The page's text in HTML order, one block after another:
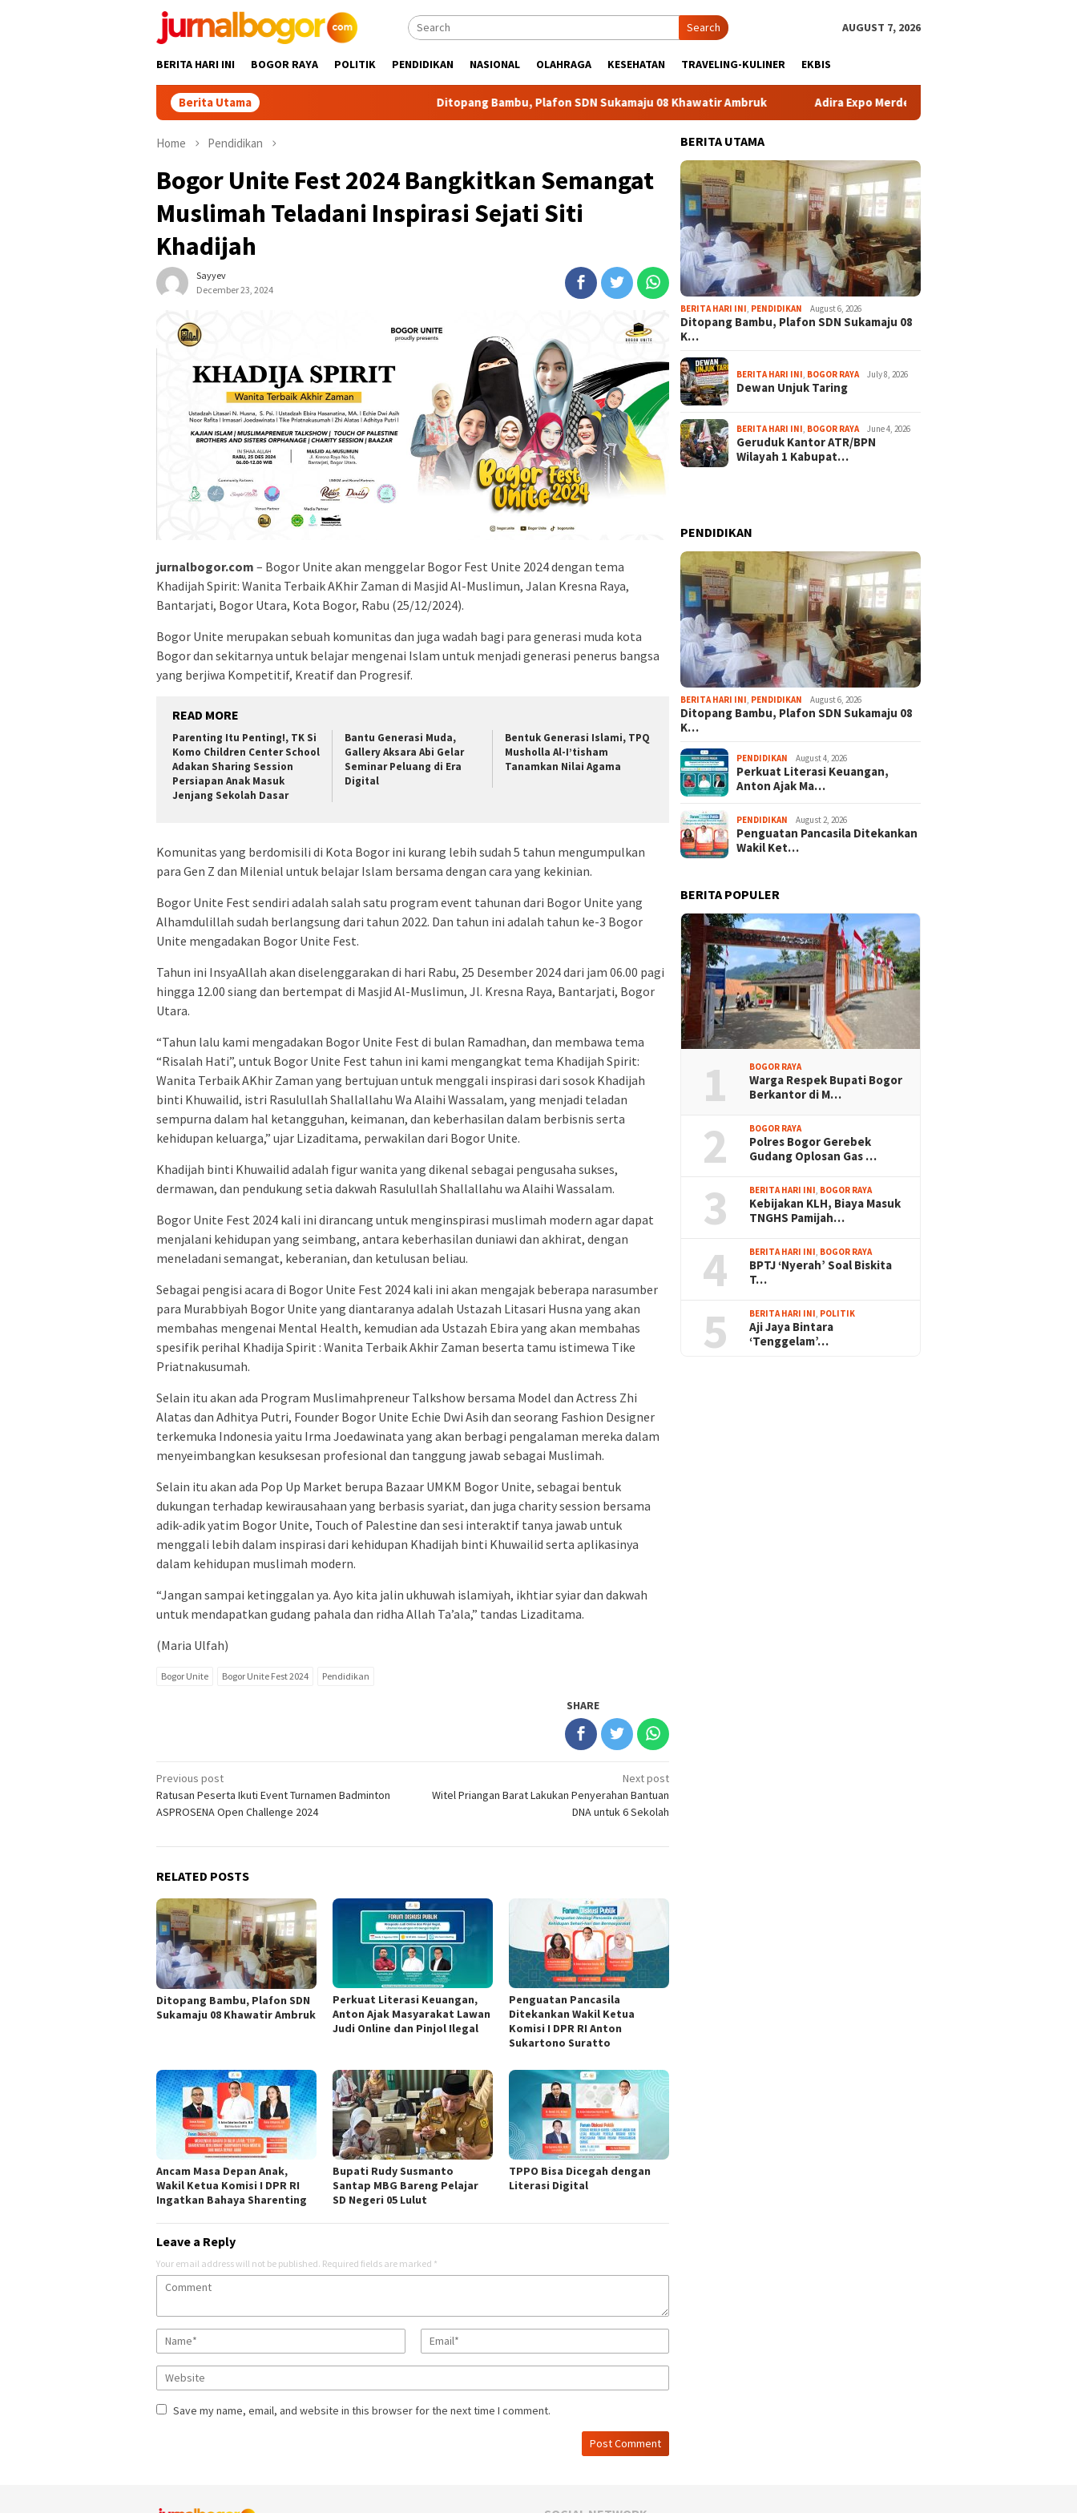
Search AUGUST 7, 2026
BERITA HARI INI BOGOR RAYA POLITIK PENDIDIKAN NASIONAL OLAHRAGA KESEHATAN TRAVELING-KULINER EKBIS
Berita Utama Ditopang Bambu, Plafon SDN Sukamaju 08 Khawatir Ambruk Adira Expo Merdeka Tawarkan Bunga 1,76 Persen
Home Pendidikan
Bogor Unite Fest 2024 Bangkitkan Semangat
Muslimah Teladani Inspirasi Sejati Siti
Khadijah
Sayyev
December 23, 2024
jurnalbogor.com – Bogor Unite akan menggelar Bogor Fest Unite 2024 dengan tema
Khadijah Spirit: Wanita Terbaik AKhir Zaman di Masjid Al-Muslimun, Jalan Kresna Raya,
Bantarjati, Bogor Utara, Kota Bogor, Rabu (25/12/2024).
Bogor Unite merupakan sebuah komunitas dan juga wadah bagi para generasi muda kota
Bogor dan sekitarnya untuk belajar mengenai Islam untuk menjadi generasi penerus bangsa
yang berjiwa Kompetitif, Kreatif dan Progresif.
READ MORE
Parenting Itu Penting!, TK Si
Komo Children Center School
Adakan Sharing Session
Persiapan Anak Masuk
Jenjang Sekolah Dasar
Bantu Generasi Muda,
Gallery Aksara Abi Gelar
Seminar Peluang di Era
Digital
Bentuk Generasi Islami, TPQ
Musholla Al-I’tisham
Tanamkan Nilai Agama
Komunitas yang berdomisili di Kota Bogor ini kurang lebih sudah 5 tahun mengumpulkan
para Gen Z dan Milenial untuk belajar Islam bersama dengan cara yang kekinian.
Bogor Unite Fest sendiri adalah salah satu program event tahunan dari Bogor Unite yang
Alhamdulillah sudah berlangsung dari tahun 2022. Dan tahun ini adalah tahun ke-3 Bogor
Unite mengadakan Bogor Unite Fest.
Tahun ini InsyaAllah akan diselenggarakan di hari Rabu, 25 Desember 2024 dari jam 06.00 pagi
hingga 12.00 siang dan bertempat di Masjid Al-Muslimun, Jl. Kresna Raya, Bantarjati, Bogor
Utara.
“Tahun lalu kami mengadakan Bogor Unite Fest di bulan Ramadhan, dan membawa tema
“Risalah Hati”, untuk Bogor Unite Fest tahun ini kami mengangkat tema Khadijah Spirit:
Wanita Terbaik AKhir Zaman yang bertujuan untuk menggali inspirasi dari sosok Khadijah
binti Khuwailid, istri Rasulullah Shallallahu Wa Alaihi Wassalam, yang menjadi teladan
sempurna dalam hal ketangguhan, keimanan, dan keberhasilan dalam berbisnis serta
kehidupan keluarga,” ujar Lizaditama, perwakilan dari Bogor Unite.
Khadijah binti Khuwailid adalah figur wanita yang dikenal sebagai pengusaha sukses,
dermawan, dan pendukung setia dakwah Rasulullah Shallallahu wa Alaihi Wassalam.
Bogor Unite Fest 2024 kali ini dirancang untuk menginspirasi muslimah modern agar dapat
menjalani kehidupan yang seimbang, antara keberhasilan duniawi dan akhirat, dengan
meneladani semangat, keberanian, dan ketulusan beliau.
Sebagai pengisi acara di Bogor Unite Fest 2024 kali ini akan mengajak beberapa narasumber
para Murabbiyah Bogor Unite yang diantaranya adalah Ustazah Litasari Husna yang akan
membahas mengenai Mental Health, kemudian ada Ustazah Ebira yang akan membahas
spesifik perihal Khadija Spirit : Wanita Terbaik Akhir Zaman beserta tamu istimewa Tike
Priatnakusumah.
Selain itu akan ada Program Muslimahpreneur Talkshow bersama Model dan Actress Zhi
Alatas dan Adhitya Putri, Founder Bogor Unite Echie Dwi Asih dan seorang Fashion Designer
terkemuka Indonesia yaitu Irma Joedawinata yang akan berbagi pengalaman mereka dalam
menyeimbangkan kesuksesan profesional dan tanggung jawab sebagai Muslimah.
Selain itu akan ada Pop Up Market berupa Bazaar UMKM Bogor Unite, sebagai bentuk
dukungan terhadap kewirausahaan yang berbasis syariat, dan juga charity session bersama
adik-adik yatim Bogor Unite, Touch of Palestine dan sesi interaktif tanya jawab untuk
menggali lebih dalam inspirasi dari kehidupan Khadijah binti Khuwailid serta aplikasinya
dalam kehidupan muslimah modern.
“Jangan sampai ketinggalan ya. Ayo kita jalin ukhuwah islamiyah, ikhtiar syiar dan dakwah
untuk mendapatkan gudang pahala dan ridha Allah Ta’ala,” tandas Lizaditama.
(Maria Ulfah)
Bogor Unite Bogor Unite Fest 2024 Pendidikan
SHARE
Post
navigation
Previous post
Ratusan Peserta Ikuti Event Turnamen Badminton
ASPROSENA Open Challenge 2024
Next post
Witel Priangan Barat Lakukan Penyerahan Bantuan
DNA untuk 6 Sekolah
RELATED POSTS
Ditopang Bambu, Plafon SDN
Sukamaju 08 Khawatir Ambruk
Perkuat Literasi Keuangan,
Anton Ajak Masyarakat Lawan
Judi Online dan Pinjol Ilegal
Penguatan Pancasila
Ditekankan Wakil Ketua
Komisi I DPR RI Anton
Sukartono Suratto
Ancam Masa Depan Anak,
Wakil Ketua Komisi I DPR RI
Ingatkan Bahaya Sharenting
Bupati Rudy Susmanto
Santap MBG Bareng Pelajar
SD Negeri 05 Lulut
TPPO Bisa Dicegah dengan
Literasi Digital
Leave a Reply
Your email address will not be published. Required fields are marked *
Save my name, email, and website in this browser for the next time I comment.
BERITA UTAMA
BERITA HARI INI PENDIDIKAN August 6, 2026
Ditopang Bambu, Plafon SDN Sukamaju 08
K…
BERITA HARI INI BOGOR RAYA July 8, 2026
Dewan Unjuk Taring
BERITA HARI INI BOGOR RAYA June 4, 2026
Geruduk Kantor ATR/BPN
Wilayah 1 Kabupat…
PENDIDIKAN
BERITA HARI INI PENDIDIKAN August 6, 2026
Ditopang Bambu, Plafon SDN Sukamaju 08
K…
PENDIDIKAN August 4, 2026
Perkuat Literasi Keuangan,
Anton Ajak Ma…
PENDIDIKAN August 2, 2026
Penguatan Pancasila Ditekankan
Wakil Ket…
BERITA POPULER
1 BOGOR RAYA
Warga Respek Bupati Bogor
Berkantor di M…
2 BOGOR RAYA
Polres Bogor Gerebek
Gudang Oplosan Gas …
3 BERITA HARI INI, BOGOR RAYA
Kebijakan KLH, Biaya Masuk
TNGHS Pamijah…
4 BERITA HARI INI, BOGOR RAYA
BPTJ ‘Nyerah’ Soal Biskita
T…
5 BERITA HARI INI, POLITIK
Aji Jaya Bintara
‘Tenggelam’…